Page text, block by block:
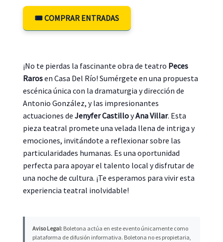
🎟️ COMPRAR ENTRADAS
¡No te pierdas la fascinante obra de teatro Peces
Rarosen Casa Del Río! Sumérgete en una propuesta
escénica única con la dramaturgia y dirección de
Antonio González, y las impresionantes
actuaciones deJenyfer CastilloyAna Villar. Esta
pieza teatral promete una velada llena de intriga y
emociones, invitándote a reflexionar sobre las
particularidades humanas. Es una oportunidad
perfecta para apoyar el talento local y disfrutar de
una noche de cultura. ¡Te esperamos para vivir esta
experiencia teatral inolvidable!
Aviso Legal: Boletona actúa en este evento únicamente como
plataforma de difusión informativa. Boletona no es propietaria,